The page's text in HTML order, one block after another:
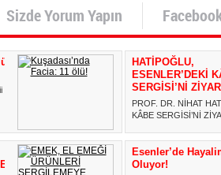
Sizde Yorum Yapın
HATİPOĞLU,
ESENLER’DEKİ
SERGİSİ’Nİ
PROF. DR. NİHAT
KÂBE SERGİSİ’Nİ
Esenler’de
Oluyor!